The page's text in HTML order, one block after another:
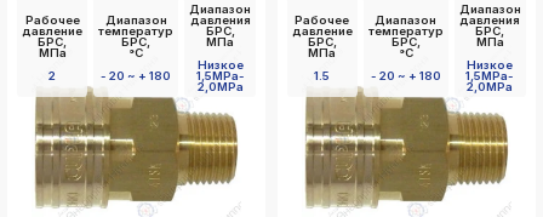
Рабочее
давление
БРС,
МПа
2
Диапазон
температур
БРС,
°C
- 20 ~ + 180
Диапазон
давления
БРС,
МПа
Низкое
1,5MPa-
2,0MPa
Рабочее
давление
БРС,
МПа
1.5
Диапазон
температур
БРС,
°C
- 20 ~ + 180
Диапазон
давления
БРС,
МПа
Низкое
1,5MPa-
2,0MPa